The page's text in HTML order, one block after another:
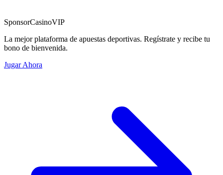
SponsorCasinoVIP
La mejor plataforma de apuestas deportivas. Regístrate y recibe tu
bono de bienvenida.
Jugar Ahora